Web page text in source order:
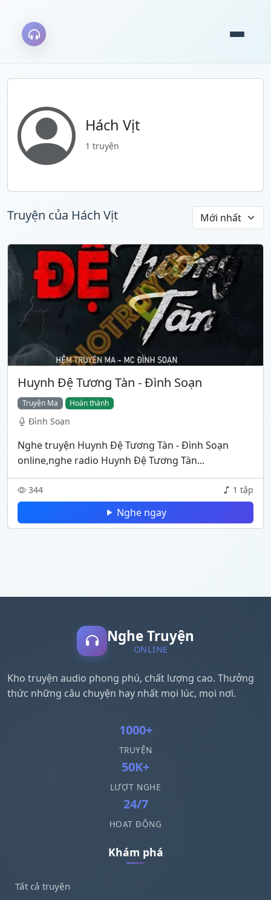
Hách Vịt
1 truyện
Truyện của Hách Vịt
Huynh Đệ Tương Tàn - Đình Soạn
Truyện Ma Hoàn thành
Đình Soạn
Nghe truyện Huynh Đệ Tương Tàn - Đình Soạn
online,nghe radio Huynh Đệ Tương Tàn...
344 1 tập
Nghe ngay
Nghe Truyện
ONLINE
Kho truyện audio phong phú, chất lượng cao. Thưởng
thức những câu chuyện hay nhất mọi lúc, mọi nơi.
1000+
TRUYỆN
50K+
LƯỢT NGHE
24/7
HOẠT ĐỘNG
Khám phá
Tất cả truyện